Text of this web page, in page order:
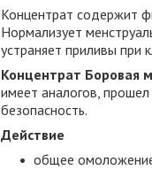
Концентрат содержит
Нормализует
устраняет приливы при
Концентрат Боровая
имеет аналогов,
безопасность.
Действие
общее